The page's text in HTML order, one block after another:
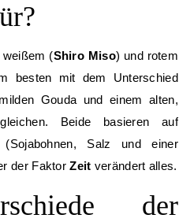
(Shiro Miso) und rotem
besten mit dem Unterschied
Gouda und einem alten,
Beide basieren auf
(Sojabohnen, Salz und einer
der FaktorZeit verändert alles.
der